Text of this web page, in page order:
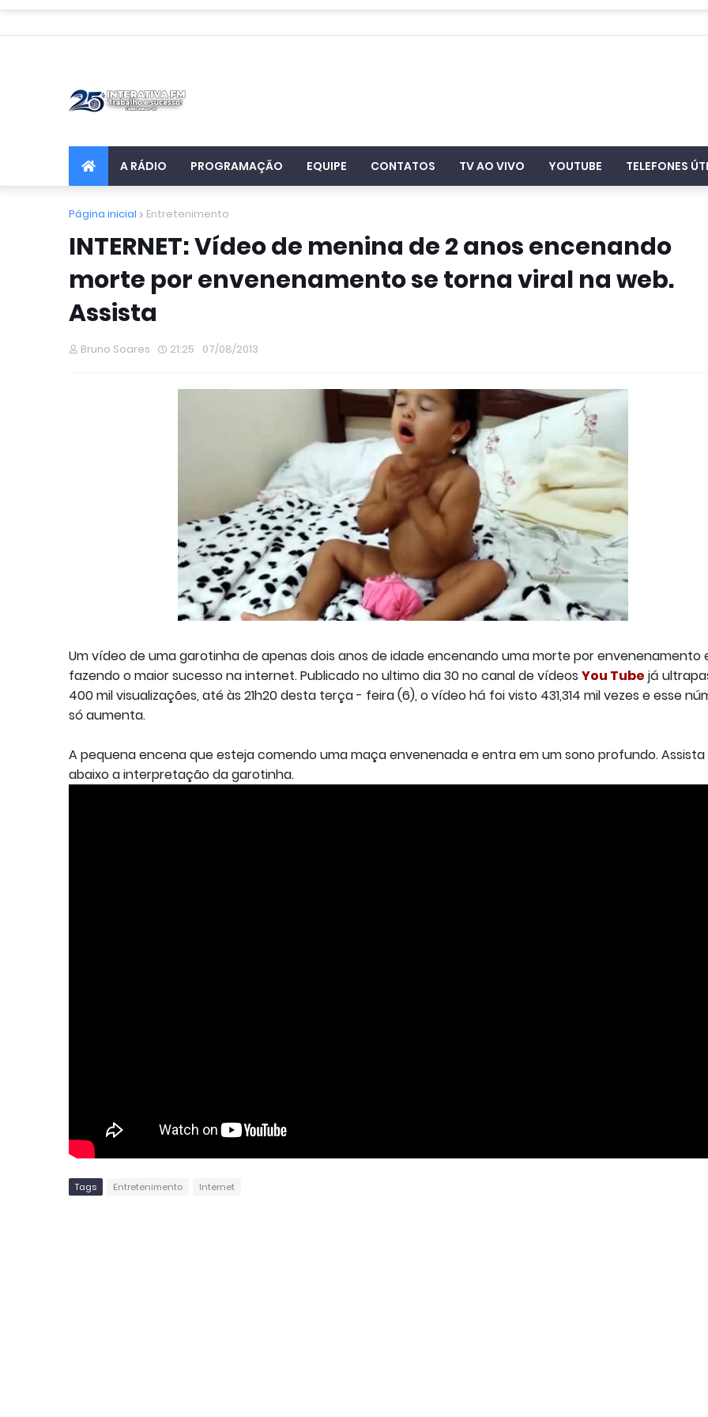
A RÁDIO PROGRAMAÇÃO EQUIPE CONTATOS TV AO VIVO YOUTUBE TELEFONES
Página inicial Entretenimento
INTERNET: Vídeo de menina de 2 anos encenando
morte por envenenamento se torna viral na web.
Assista
Bruno Soares 21:25 07/08/2013
Um vídeo de uma garotinha de apenas dois anos de idade encenando uma morte por envenenamento
fazendo o maior sucesso na internet. Publicado no ultimo dia 30 no canal de vídeos You Tube já
400 mil visualizações, até às 21h20 desta terça - feira (6), o vídeo há foi visto 431,314 mil vezes e esse
só aumenta.
A pequena encena que esteja comendo uma maça envenenada e entra em um sono profundo. Assista
abaixo a interpretação da garotinha.
Tags Entretenimento Internet